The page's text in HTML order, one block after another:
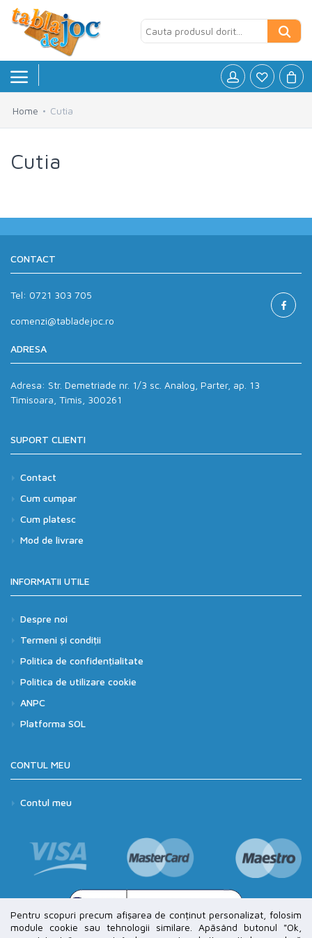
Jocuri logice
Accesorii
Home Cutia
Cutia
CONTACT
Tel: 0721 303 705
comenzi@tabladejoc.ro
ADRESA
Adresa: Str. Demetriade nr. 1/3 sc. Analog, Parter, ap. 13
Timisoara, Timis, 300261
SUPORT CLIENTI
Contact
Cum cumpar
Cum platesc
Mod de livrare
INFORMATII UTILE
Despre noi
Termeni și condiții
Politica de confidențialitate
Politica de utilizare cookie
ANPC
Platforma SOL
CONTUL MEU
Contul meu
Pentru scopuri precum afișarea de conținut personalizat, folosim
module cookie sau tehnologii similare. Apăsând butonul "Ok,